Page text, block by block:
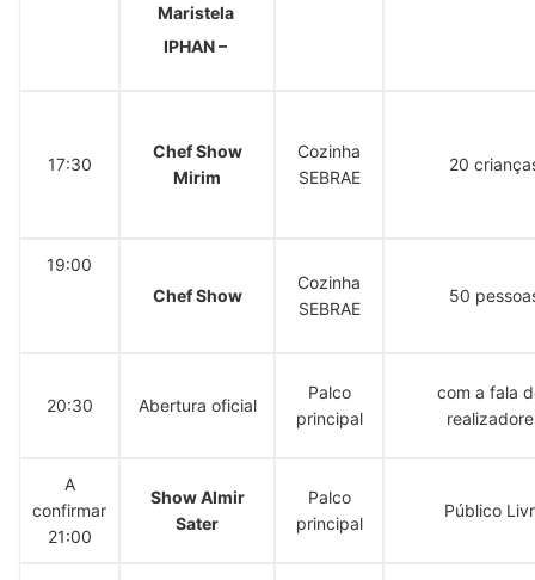
Maristela
IPHAN –
17:30
Chef Show
Mirim
Cozinha
SEBRAE
20
19:00
Chef Show
Cozinha
SEBRAE
50
20:30 Abertura oficial
Palco
principal
com a fala
A
confirmar
21:00
Show Almir
Sater
Palco
principal
Público